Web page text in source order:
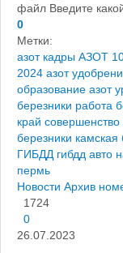
файл Введите
0
Метки:
азот кадры АЗОТ
2024 азот
образование азот
березники работа
край совершенство
березники камская
ГИБДД гибдд авто
пермь
Новости Архив
1724
0
26.07.2023